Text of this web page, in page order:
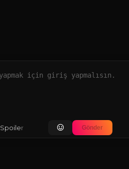
Spoiler içeriyor Gönder